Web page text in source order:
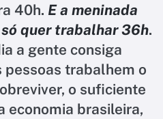
40h. E a meninada
quer trabalhar 36h.
a gente consiga
pessoas trabalhem o
o suficiente
economia brasileira,